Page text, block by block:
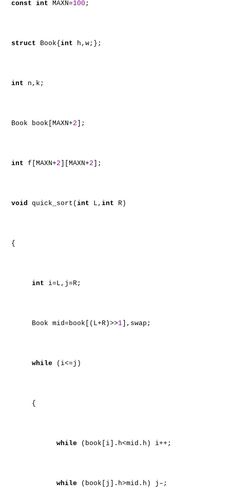
const int MAXN=100 ;
struct Book{ int h,w;};
int n,k;
Book book[MAXN+2 ];
int f[MAXN+2 ][MAXN+2 ];
void quick_sort( int L, int R)
{
int i=L,j=R;
Book mid=book[(L+R)>>1 ],swap;
while (i<=j)
{
while (book[i].h<mid.h) i++;
while (book[j].h>mid.h) j–;